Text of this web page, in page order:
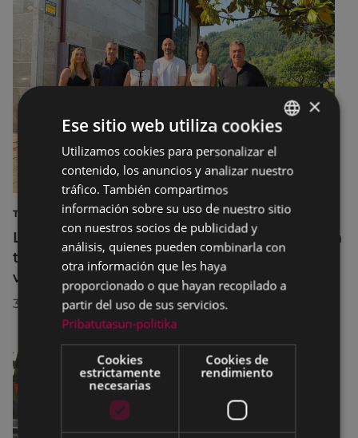
TURISMO
La diputada Azahara Domínguez destaca la
transformación turística de Eibar en su
visita a la localidad
30/07/2026
BASQUE
SPANISH
×
Ese sitio web utiliza cookies
Utilizamos cookies para personalizar el
contenido, los anuncios y analizar nuestro
tráfico. También compartimos
información sobre su uso de nuestro sitio
con nuestros socios de publicidad y
análisis, quienes pueden combinarla con
otra información que les haya
proporcionado o que hayan recopilado a
partir del uso de sus servicios.
Pribatutasun-politika
Cookies
estrictamente
necesarias
Cookies de
rendimiento